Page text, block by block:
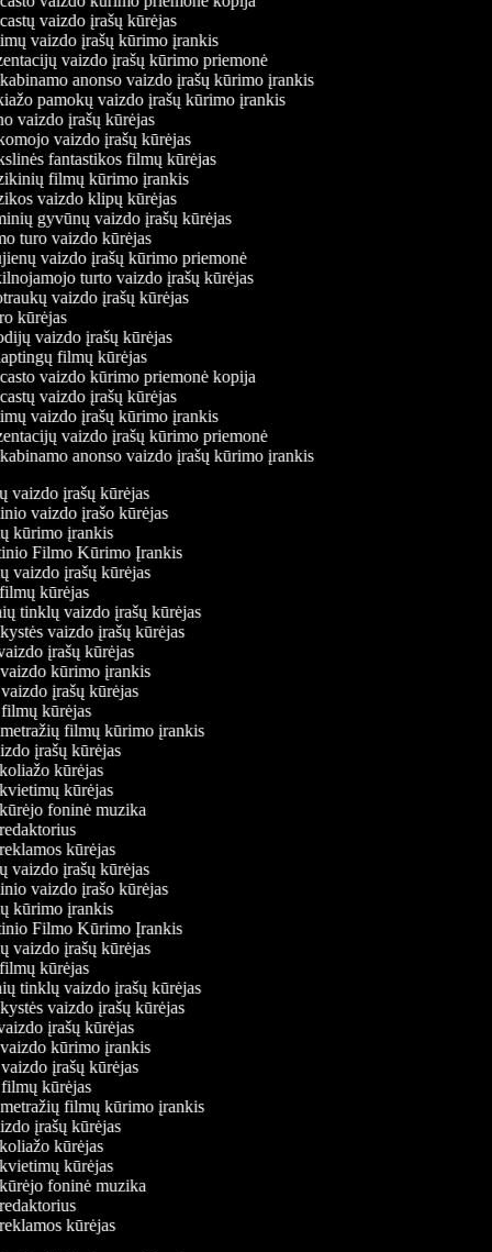
vaizdo įrašų kūrėjas
vaizdo įrašų kūrimo įrankis
vaizdo įrašų kūrimo priemonė
anonso vaizdo įrašų kūrimo įrankis
pamokų vaizdo įrašų kūrimo įrankis
vaizdo įrašų kūrėjas
vaizdo įrašų kūrėjas
fantastikos filmų kūrėjas
filmų kūrimo įrankis
vaizdo klipų kūrėjas
gyvūnų vaizdo įrašų kūrėjas
turo vaizdo kūrėjas
vaizdo įrašų kūrimo priemonė
turto vaizdo įrašų kūrėjas
vaizdo įrašų kūrėjas
kūrėjas
vaizdo įrašų kūrėjas
filmų kūrėjas
vaizdo kūrimo priemonė kopija
vaizdo įrašų kūrėjas
vaizdo įrašų kūrimo įrankis
vaizdo įrašų kūrimo priemonė
anonso vaizdo įrašų kūrimo įrankis
vaizdo įrašų kūrėjas
vaizdo įrašo kūrėjas
kūrimo įrankis
Filmo Kūrimo Įrankis
vaizdo įrašų kūrėjas
filmų kūrėjas
tinklų vaizdo įrašų kūrėjas
vaizdo įrašų kūrėjas
įrašų kūrėjas
vaizdo kūrimo įrankis
vaizdo įrašų kūrėjas
filmų kūrėjas
filmų kūrimo įrankis
įrašų kūrėjas
koliažo kūrėjas
kvietimų kūrėjas
kūrėjo foninė muzika
reklamos kūrėjas
vaizdo įrašų kūrėjas
vaizdo įrašo kūrėjas
kūrimo įrankis
Filmo Kūrimo Įrankis
vaizdo įrašų kūrėjas
filmų kūrėjas
tinklų vaizdo įrašų kūrėjas
vaizdo įrašų kūrėjas
įrašų kūrėjas
vaizdo kūrimo įrankis
vaizdo įrašų kūrėjas
filmų kūrėjas
filmų kūrimo įrankis
įrašų kūrėjas
koliažo kūrėjas
kvietimų kūrėjas
kūrėjo foninė muzika
reklamos kūrėjas